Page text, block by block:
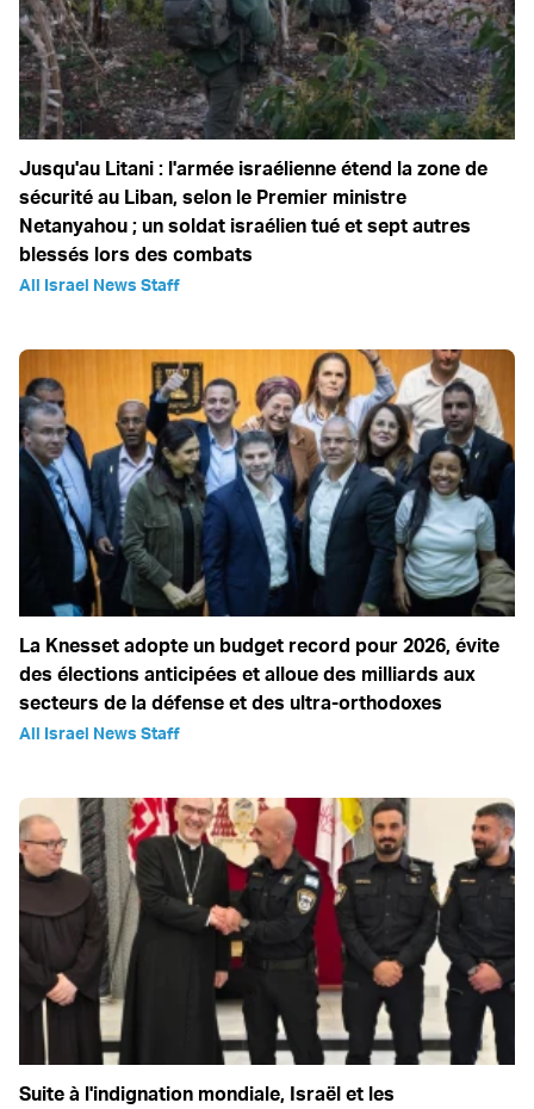
Jusqu'au Litani : l'armée israélienne étend la zone de
sécurité au Liban, selon le Premier ministre
Netanyahou ; un soldat israélien tué et sept autres
blessés lors des combats
All Israel News Staff
La Knesset adopte un budget record pour 2026, évite
des élections anticipées et alloue des milliards aux
secteurs de la défense et des ultra-orthodoxes
All Israel News Staff
Suite à l'indignation mondiale, Israël et les